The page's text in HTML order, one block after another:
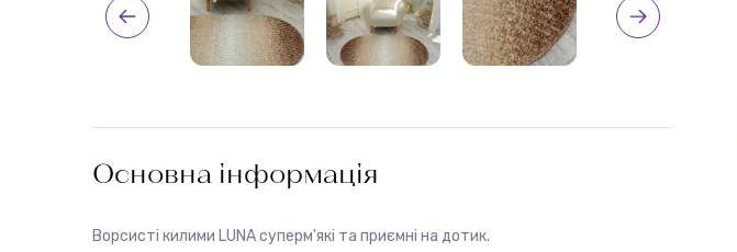
Основна інформація
Ворсисті килими LUNA суперм'які та приємні на дотик.